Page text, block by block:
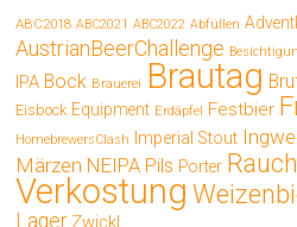
ABC2018 ABC2021 ABC2022 Abfüllen
AustrianBeerChallenge
IPA Bock Brauerei Brautag
Eisbock Equipment Erdäpfel Festbier
HomebrewersClash Imperial Stout
Märzen NEIPA Pils Porter Rauch
Verkostung
Lager Zwickl